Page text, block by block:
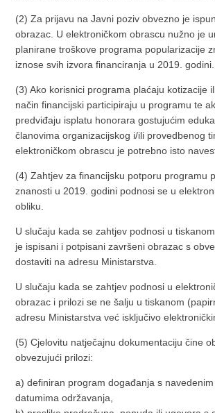
(2) Za prijavu na Javni poziv obvezno je
obrazac. U elektroničkom obrascu nužno je
planirane troškove programa popularizacije
iznose svih izvora financiranja u 2019. godini.
(3) Ako korisnici programa plaćaju kotizacije
način financijski participiraju u programu te
predviđaju isplatu honorara gostujućim
članovima organizacijskog i/ili provedbenog
elektroničkom obrascu je potrebno isto
(4) Zahtjev za financijsku potporu programu
znanosti u 2019. godini podnosi se u
obliku.
U slučaju kada se zahtjev podnosi u
je ispisani i potpisani završeni obrazac s
dostaviti na adresu Ministarstva.
U slučaju kada se zahtjev podnosi u
obrazac i prilozi se ne šalju u tiskanom
adresu Ministarstva već isključivo
(5) Cjelovitu natječajnu dokumentaciju čine
obvezujući prilozi:
a) definiran program događanja s
datumima održavanja,